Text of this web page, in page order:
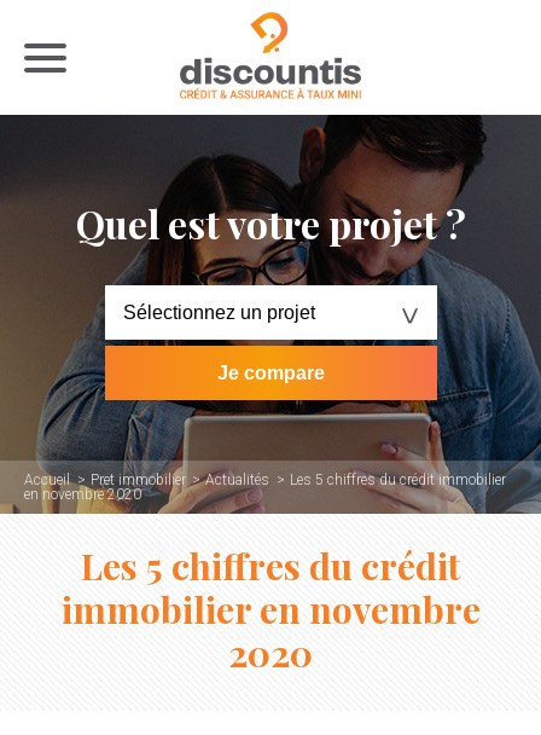
Quel est votre projet ?
Accueil Pret immobilier Actualités
Les 5 chiffres du crédit immobilier
en novembre 2020
Les 5 chiffres du crédit
immobilier en novembre
2020